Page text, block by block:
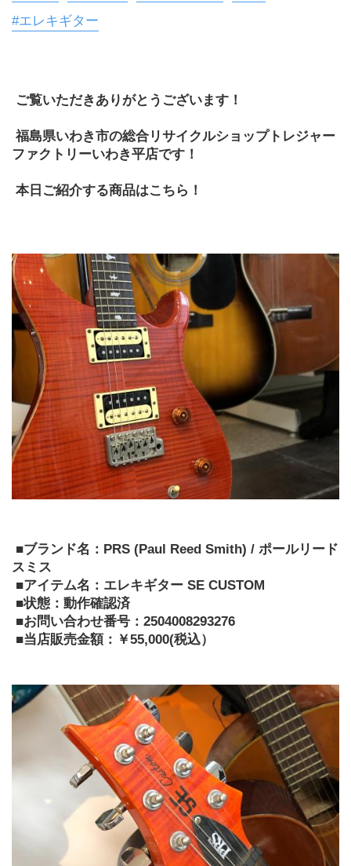
#エレキギター
ご覧いただきありがとうございます！
ファクトリーいわき平店です！
本日ご紹介する商品はこちら！
スミス
■アイテム名：エレキギター SE CUSTOM
■状態：動作確認済
■お問い合わせ番号：2504008293276
■当店販売金額：￥55,000(税込﻿）